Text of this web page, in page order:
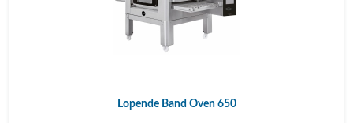
Lopende Band Oven 650